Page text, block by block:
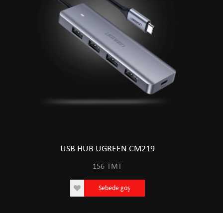
USB HUB UGREEN CM219
156 TMT
Sebede goş